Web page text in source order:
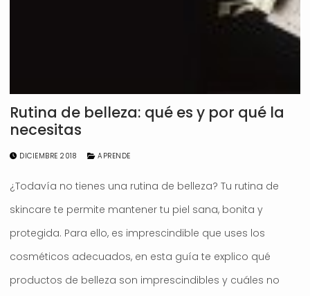
Rutina de belleza: qué es y por qué la
necesitas
DICIEMBRE 2018 APRENDE
¿Todavía no tienes una rutina de belleza? Tu rutina de
skincare te permite mantener tu piel sana, bonita y
protegida. Para ello, es imprescindible que uses los
cosméticos adecuados, en esta guía te explico qué
productos de belleza son imprescindibles y cuáles no